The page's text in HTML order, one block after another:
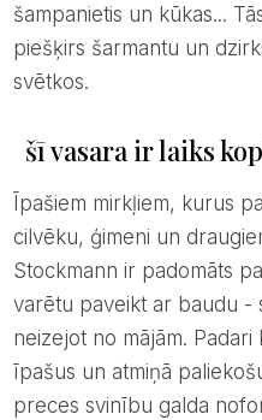
šampanietis un kūkas...
piešķirs šarmantu un
svētkos.
šī vasara ir laiks
Īpašiem mirkļiem, kurus pavadīt kopā ar savu mīļoto
cilvēku, ģimeni un
Stockmann ir padomāts
varētu paveikt ar baudu -
neizejot no mājām.
īpašus un atmiņā
preces svinību galda